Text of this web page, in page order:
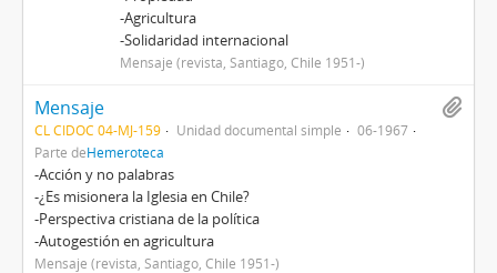
-Agricultura
-Solidaridad internacional
Mensaje (revista, Santiago, Chile 1951-)
Mensaje
CL CIDOC 04-MJ-159 Unidad documental simple
06-1967
Parte deHemeroteca
-Acción y no palabras
-¿Es misionera la Iglesia en Chile?
-Perspectiva cristiana de la política
-Autogestión en agricultura
Mensaje (revista, Santiago, Chile 1951-)